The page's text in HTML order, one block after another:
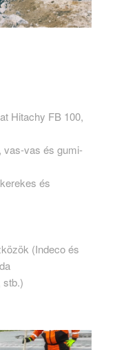
Hitachy FB 100,
vas-vas és gumi-
és
(Indeco és
stb.)